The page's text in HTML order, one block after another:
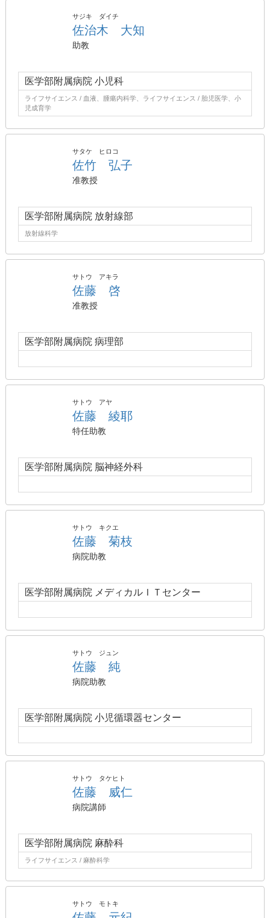
サジキ ダイチ
佐治木 大知
助教
医学部附属病院 小児科
ライフサイエンス / 血液、腫瘍内科学、ライフサイエンス / 胎児医学、小
児成育学
サタケ ヒロコ
佐竹 弘子
准教授
医学部附属病院 放射線部
放射線科学
サトウ アキラ
佐藤 啓
准教授
医学部附属病院 病理部
サトウ アヤ
佐藤 綾耶
特任助教
医学部附属病院 脳神経外科
サトウ キクエ
佐藤 菊枝
病院助教
医学部附属病院 メディカルＩＴセンター
サトウ ジュン
佐藤 純
病院助教
医学部附属病院 小児循環器センター
サトウ タケヒト
佐藤 威仁
病院講師
医学部附属病院 麻酔科
ライフサイエンス / 麻酔科学
サトウ モトキ